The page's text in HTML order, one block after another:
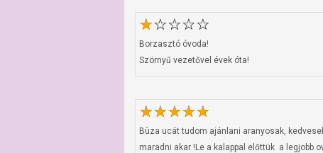
Borzasztó óvoda!
Szörnyű vezetővel évek óta!
Bùza ucát tudom ajánlani aranyosak,
maradni akar !Le a kalappal előttük  a legjobb